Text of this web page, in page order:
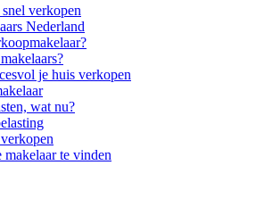
verkopen
Nederland
je huis verkopen
wat nu?
makelaar te vinden